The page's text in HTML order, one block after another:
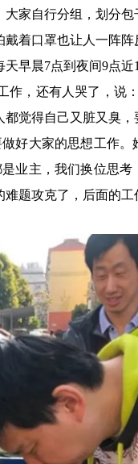
大家自行分组，划分
着口罩也让人一阵阵
早晨7点到夜间9点近
作，还有人哭了，说
觉得自己又脏又臭
好大家的思想工作。
业主，我们换位思考
题攻克了，后面的工